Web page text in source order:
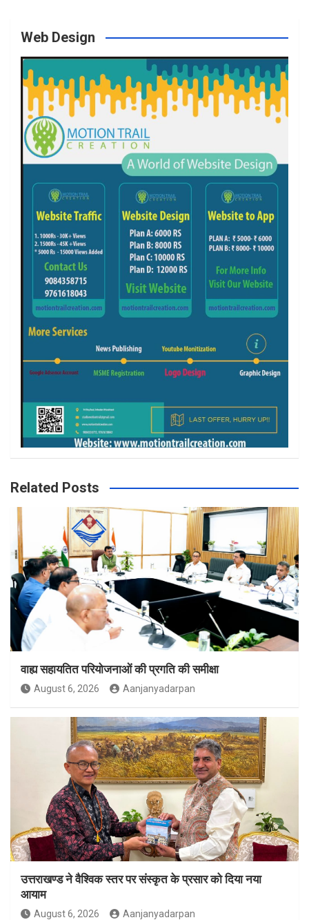
Web Design
Related Posts
वाह्य सहायतित परियोजनाओं की प्रगति की समीक्षा
August 6, 2026 Aanjanyadarpan
उत्तराखण्ड ने वैश्विक स्तर पर संस्कृत के प्रसार को दिया नया
आयाम
August 6, 2026 Aanjanyadarpan